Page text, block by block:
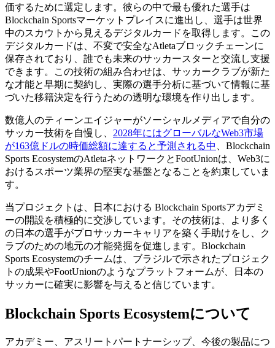
価するために選定します。彼らの中で最も優れた選手は
Blockchain Sportsマーケットプレイスに進出し、選手は世界
中のスカウトから見えるデジタルカードを取得します。この
デジタルカードは、不変で安全なAtletaブロックチェーンに
保存されており、誰でも未来のサッカースターと交流し支援
できます。この技術の組み合わせは、サッカークラブが新た
な才能と早期に契約し、実際の選手分析に基づいて情報に基
づいた移籍決定を行うための透明な環境を作り出します。
数億人のティーンエイジャーがソーシャルメディアで自分の
サッカー技術を自慢し、 2028年にはグローバルなWeb3市場
が163億ドルの時価総額に達すると予測される中
、Blockchain
Sports EcosystemのAtletaネットワークとFootUnionは、Web3に
おけるスポーツ業界の堅実な基盤となることを約束していま
す。
当プロジェクトは、日本における Blockchain Sportsアカデミ
ーの開設を積極的に交渉しています。その技術は、より多く
の日本の選手がプロサッカーキャリアを築く手助けをし、ク
ラブのための地元の才能発掘を促進します。Blockchain
Sports Ecosystemのチームは、ブラジルで示されたプロジェク
トの成果やFootUnionのようなプラットフォームが、日本の
サッカーに確実に影響を与えると信じています。
Blockchain Sports Ecosystemについて
アカデミー、アスリートパートナーシップ、今後の製品につ